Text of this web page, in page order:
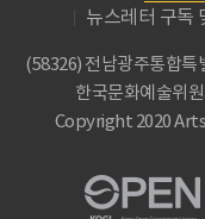
뉴스레터 구독
(58326) 전남광주통합특
한국문화예술위원
Copyright 2020